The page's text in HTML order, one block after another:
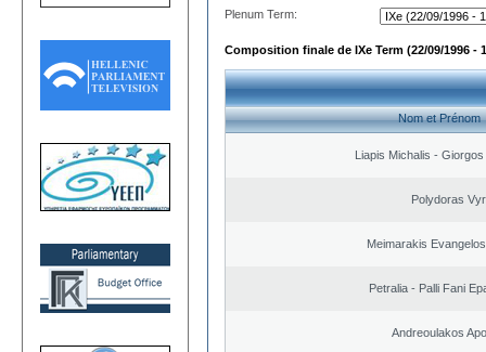
Plenum Term:
Composition finale de IXe Term (22/09/1996 -
Nom et Prénom
Liapis Michalis -
Polydoras
Meimarakis
Petralia - Palli Fani
Andreoulakos